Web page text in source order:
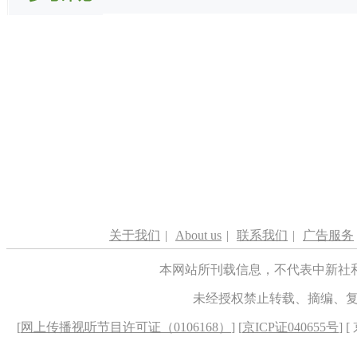
关于我们 | About us | 联系我们 | 广告服务
本网站所刊载信息，不代表中新
未经授权禁止转载、摘编、
[网上传播视听节目许可证（0106168） ] [京ICP证040655号] [